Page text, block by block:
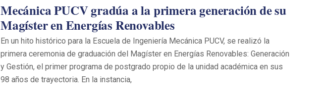
Mecánica PUCV gradúa a la primera generación de su
Magíster en Energías Renovables
En un hito histórico para la Escuela de Ingeniería Mecánica PUCV, se realizó la
primera ceremonia de graduación del Magíster en Energías Renovables: Generación
y Gestión, el primer programa de postgrado propio de la unidad académica en sus
98 años de trayectoria. En la instancia,